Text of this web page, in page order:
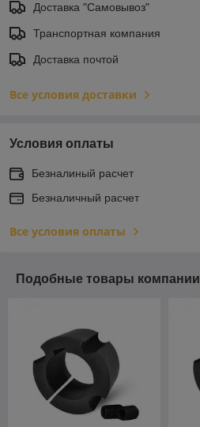
Доставка "Самовывоз"
Транспортная компания
Доставка почтой
Все условия доставки
Условия оплаты
Безналиный расчет
Безналичный расчет
Все условия оплаты
Подобные товары компании